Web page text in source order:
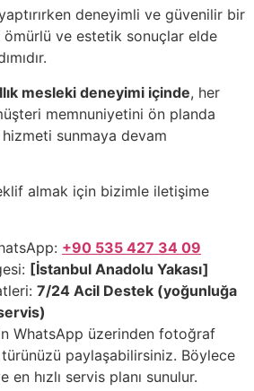
deneyimli ve güvenilir bir
ve estetik sonuçlar elde
mesleki deneyimi içinde, her
memnuniyetini ön planda
sunmaya devam
almak için bizimle iletişime
+90 535 427 34 09
[İstanbul Anadolu Yakası]
7/24 Acil Destek (yoğunluğa
WhatsApp üzerinden fotoğraf
paylaşabilirsiniz. Böylece
hızlı servis planı sunulur.